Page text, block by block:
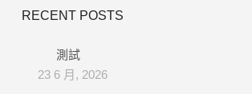
RECENT POSTS
測試
23 6 月, 2026